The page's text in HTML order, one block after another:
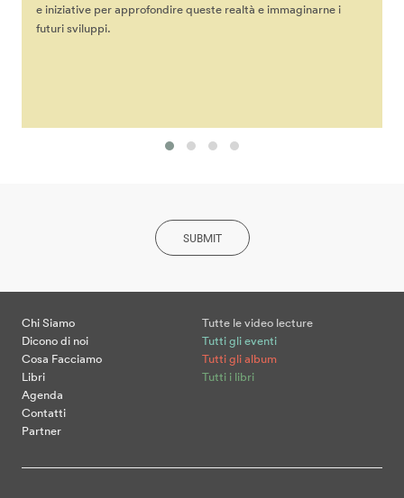
e iniziative per approfondire queste realtà e immaginarne i
futuri sviluppi.
SUBMIT
Chi Siamo
Dicono di noi
Cosa Facciamo
Libri
Agenda
Contatti
Partner
Tutte le video lecture
Tutti gli eventi
Tutti gli album
Tutti i libri